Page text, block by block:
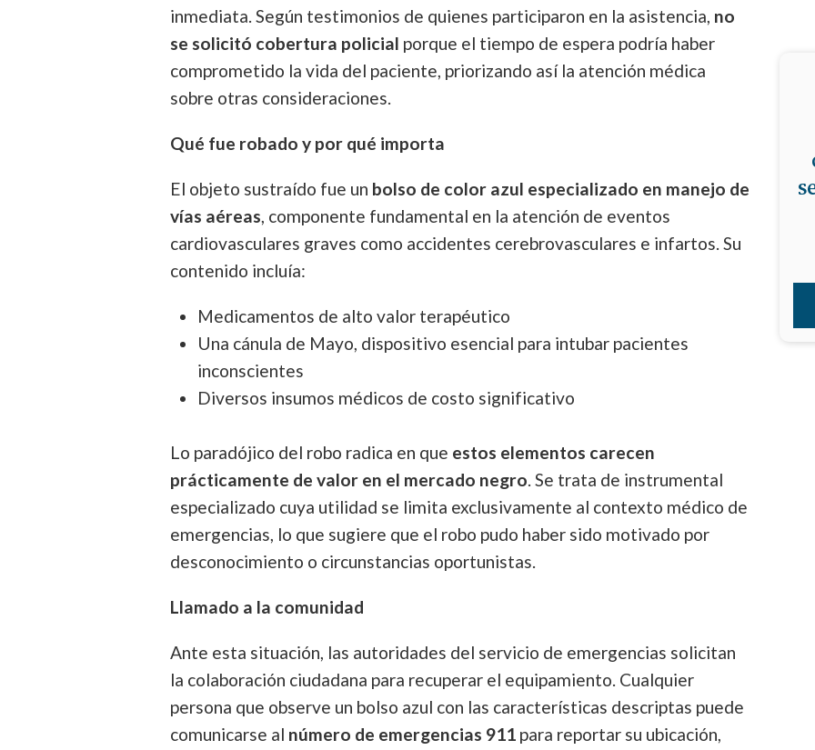
inmediata. Según testimonios de quienes participaron en la asistencia, no
se solicitó cobertura policial porque el tiempo de espera podría haber
comprometido la vida del paciente, priorizando así la atención médica
sobre otras consideraciones.
Qué fue robado y por qué importa
El objeto sustraído fue un bolso de color azul especializado en manejo de
vías aéreas, componente fundamental en la atención de eventos
cardiovasculares graves como accidentes cerebrovasculares e infartos. Su
contenido incluía:
Medicamentos de alto valor terapéutico
Una cánula de Mayo, dispositivo esencial para intubar pacientes
inconscientes
Diversos insumos médicos de costo significativo
Lo paradójico del robo radica en que estos elementos carecen
prácticamente de valor en el mercado negro. Se trata de instrumental
especializado cuya utilidad se limita exclusivamente al contexto médico de
emergencias, lo que sugiere que el robo pudo haber sido motivado por
desconocimiento o circunstancias oportunistas.
Llamado a la comunidad
Ante esta situación, las autoridades del servicio de emergencias solicitan
la colaboración ciudadana para recuperar el equipamiento. Cualquier
persona que observe un bolso azul con las características descriptas puede
comunicarse al número de emergencias 911 para reportar su ubicación,